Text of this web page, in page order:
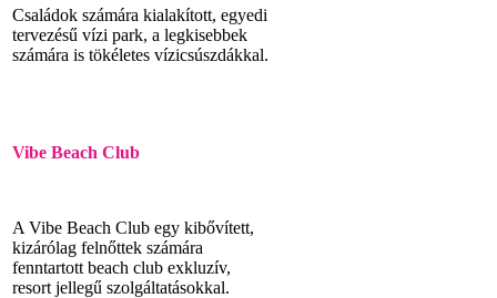
Családok számára kialakított, egyedi
tervezésű vízi park, a legkisebbek
számára is tökéletes vízicsúszdákkal.
Vibe Beach Club
A Vibe Beach Club egy kibővített,
kizárólag felnőttek számára
fenntartott beach club exkluzív,
resort jellegű szolgáltatásokkal.